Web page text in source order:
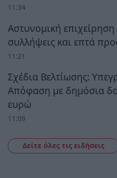
11:34
Αστυνομική
συλλήψεις και επτά
11:21
Σχέδια Βελτίωσης:
Απόφαση με δημόσια
ευρώ
11:09
Δείτε όλες τις ειδήσεις